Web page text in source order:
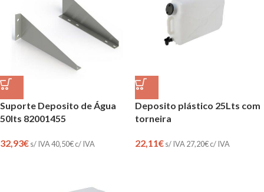
Suporte Deposito de Água
50lts 82001455
32,93€s/ IVA40,50€c/ IVA
Deposito plástico 25Lts com
torneira
22,11€s/ IVA 27,20€c/ IVA